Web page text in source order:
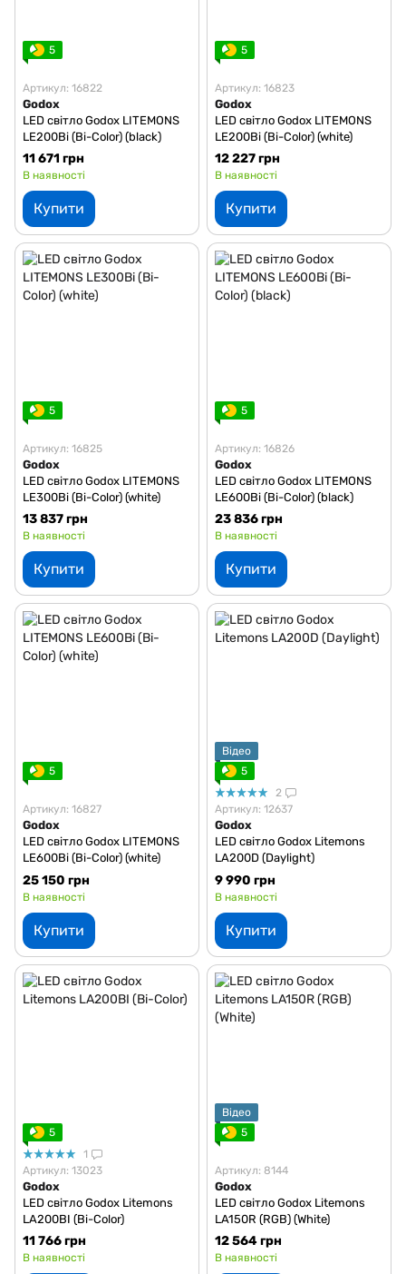
5
Артикул: 16822
Godox
LED світло Godox LITEMONS
LE200Bi (Bi-Color) (black)
11 671 грн
В наявності
Купити
5
Артикул: 16823
Godox
LED світло Godox LITEMONS
LE200Bi (Bi-Color) (white)
12 227 грн
В наявності
Купити
5
Артикул: 16825
Godox
LED світло Godox LITEMONS
LE300Bi (Bi-Color) (white)
13 837 грн
В наявності
Купити
5
Артикул: 16826
Godox
LED світло Godox LITEMONS
LE600Bi (Bi-Color) (black)
23 836 грн
В наявності
Купити
5
Артикул: 16827
Godox
LED світло Godox LITEMONS
LE600Bi (Bi-Color) (white)
25 150 грн
В наявності
Купити
Відео
5
2
Артикул: 12637
Godox
LED світло Godox Litemons
LA200D (Daylight)
9 990 грн
В наявності
Купити
5
1
Артикул: 13023
Godox
LED світло Godox Litemons
LA200BI (Bi-Color)
11 766 грн
В наявності
Відео
5
Артикул: 8144
Godox
LED світло Godox Litemons
LA150R (RGB) (White)
12 564 грн
В наявності